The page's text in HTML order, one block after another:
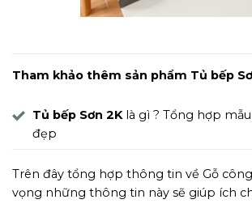
Tham khảo thêm sản phẩm Tủ bếp
Tủ bếp Sơn 2Klà gì ? Tổng hợp
đẹp
Trên đây tổng hợp thông tin về Gỗ
vọng những thông tin này sẽ giúp ích